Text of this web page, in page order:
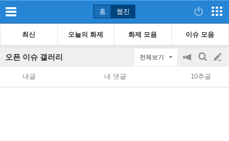
홈 웹진
최신 오늘의 화제 화제 모음 이슈 모음
오픈 이슈 갤러리 전체보기
공
지
on/off
검
색
글
쓰
내글 내 댓글 10추글